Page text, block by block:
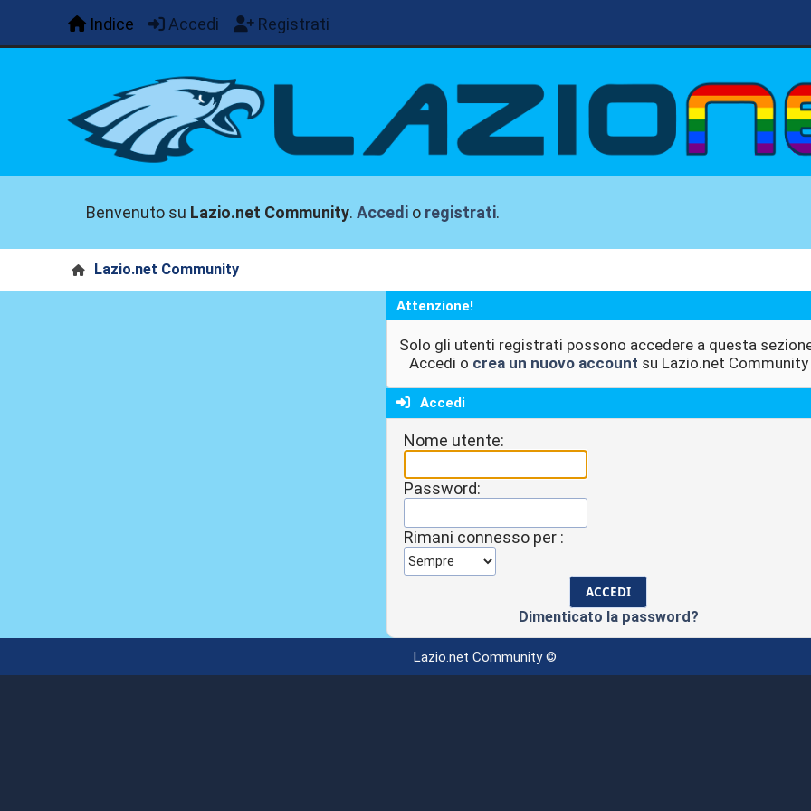
Indice Accedi Registrati
Benvenuto su Lazio.net Community.Accedi o registrati.
Lazio.net Community
Attenzione!
Solo gli utenti registrati possono accedere a questa
Accedi o crea un nuovo account su Lazio.net Community
Accedi
Nome utente:
Password:
Rimani connesso per :
Dimenticato la password?
Lazio.net Community ©